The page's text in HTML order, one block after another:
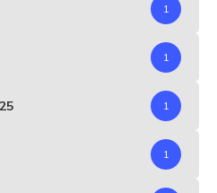
1
1
1
1